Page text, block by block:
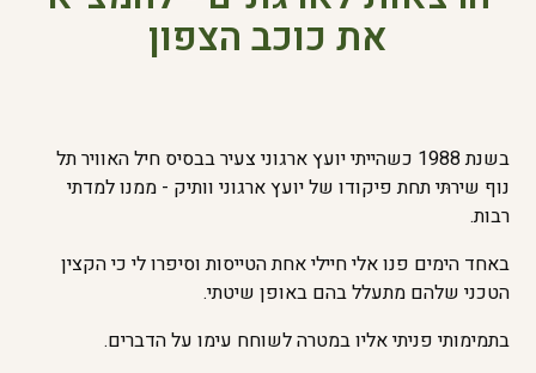
את כוכב הצפון
בשנת 1988 כשהייתי יועץ ארגוני צעיר בבסיס חיל האוויר תל
נוף שירתּי תחת פיקודו של יועץ ארגוני וותיק - ממנו למדתי
רבות.
באחד הימים פנו אלי חיילי אחת הטייסות וסיפרו לי כי הקצין
הטכני שלהם מתעלל בהם באופן שיטתי.
בתמימותי פניתי אליו במטרה לשוחח עימו על הדברים.